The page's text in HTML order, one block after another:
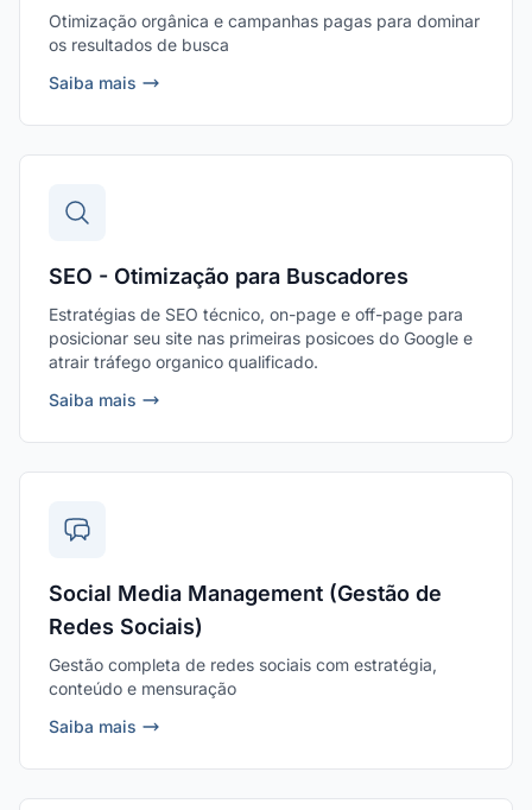
Otimização orgânica e campanhas pagas para dominar
os resultados de busca
Saiba mais
SEO - Otimização para Buscadores
Estratégias de SEO técnico, on-page e off-page para
posicionar seu site nas primeiras posicoes do Google e
atrair tráfego organico qualificado.
Saiba mais
Social Media Management (Gestão de
Redes Sociais)
Gestão completa de redes sociais com estratégia,
conteúdo e mensuração
Saiba mais